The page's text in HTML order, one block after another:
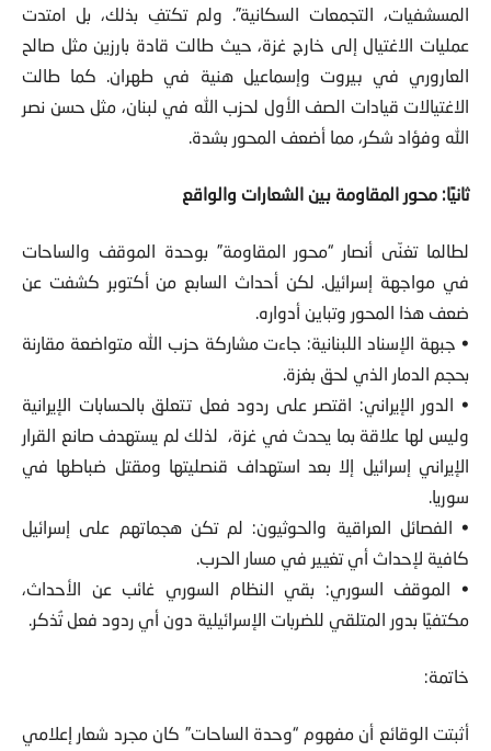
المسشفيات، التجمعات السكانية”. ولم تكتفِ بذلك، بل امتدت
عمليات الاغتيال إلى خارج غزة، حيث طالت قادة بارزين مثل صالح
العاروري في بيروت وإسماعيل هنية في طهران. كما طالت
الاغتيالات قيادات الصف الأول لحزب الله في لبنان، مثل حسن نصر
الله وفؤاد شكر، مما أضعف المحور بشدة.
ثانيًا: محور المقاومة بين الشعارات والواقع
لطالما تغنّى أنصار “محور المقاومة” بوحدة الموقف والساحات
في مواجهة إسرائيل. لكن أحداث السابع من أكتوبر كشفت عن
ضعف هذا المحور وتباين أدواره.
• جبهة الإسناد اللبنانية: جاءت مشاركة حزب الله متواضعة مقارنة
بحجم الدمار الذي لحق بغزة.
• الدور الإيراني: اقتصر على ردود فعل تتعلق بالحسابات الإيرانية
وليس لها علاقة بما يحدث في غزة، لذلك لم يستهدف صانع القرار
الإيراني إسرائيل إلا بعد استهداف قنصليتها ومقتل ضباطها في
سوريا.
• الفصائل العراقية والحوثيون: لم تكن هجماتهم على إسرائيل
كافية لإحداث أي تغيير في مسار الحرب.
• الموقف السوري: بقي النظام السوري غائب عن الأحداث،
مكتفيًا بدور المتلقي للضربات الإسرائيلية دون أي ردود فعل تُذكر.
خاتمة:
أثبتت الوقائع أن مفهوم “وحدة الساحات” كان مجرد شعار إعلامي